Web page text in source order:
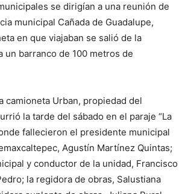
se dirigían a una reunión de
municipal Cañada de Guadalupe,
en que viajaban se salió de la
un barranco de 100 metros de
camioneta Urban, propiedad del
la tarde del sábado en el paraje “La
fallecieron el presidente municipal
Agustín Martínez Quintas;
y conductor de la unidad, Francisco
la regidora de obras, Salustiana